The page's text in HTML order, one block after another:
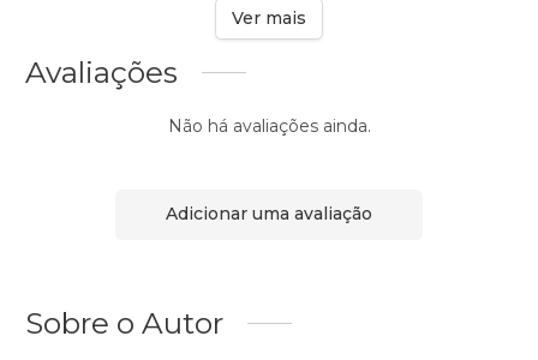
Ver mais
Avaliações
Não há avaliações ainda.
Adicionar uma avaliação
Sobre o Autor